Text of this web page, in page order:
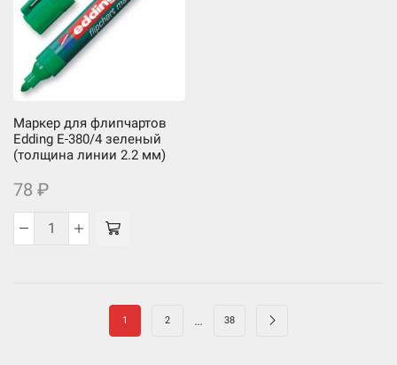
E-
380/2
красный
(толщина
2.2
мм)
Маркер для флипчартов
Edding E-380/4 зеленый
(толщина линии 2.2 мм)
78 ₽
Количество
флипчартов1 2 … 38